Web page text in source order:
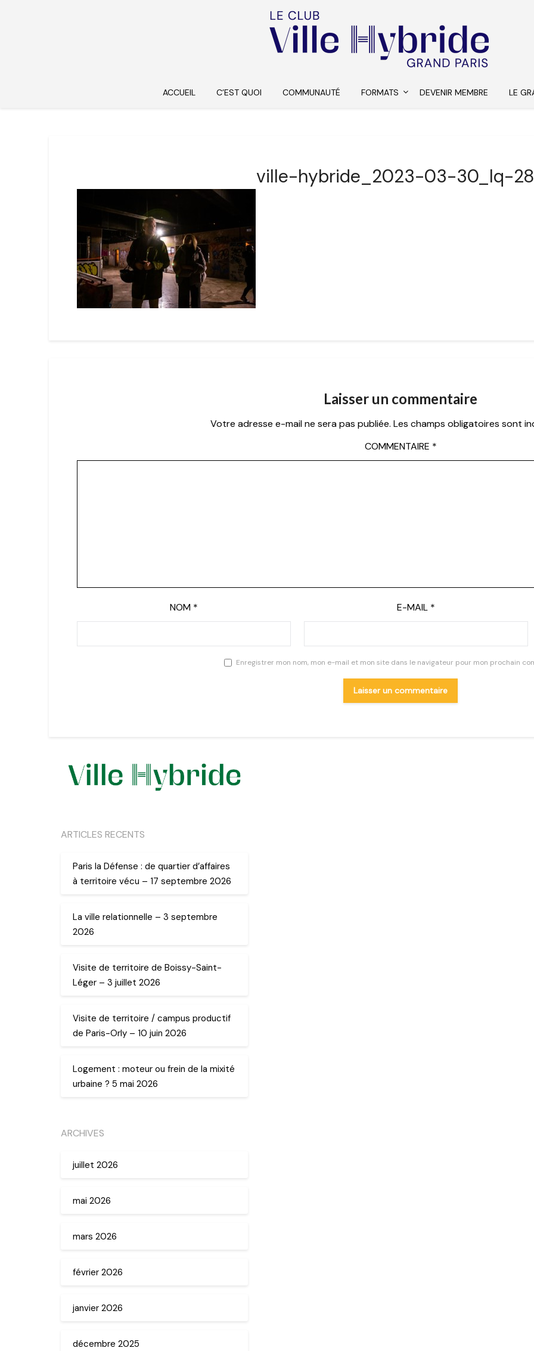
ACCUEIL C’EST QUOI COMMUNAUTÉ FORMATS DEVENIR MEMBRE LE
ville-hybride_2023-03-30_lq-
Laisser un commentaire
Votre adresse e-mail ne sera pas publiée. Les champs obligatoires sont
COMMENTAIRE *
NOM * E-MAIL *
Enregistrer mon nom, mon e-mail et mon site dans le navigateur pour mon prochain
ARTICLES RECENTS
Paris la Défense : de quartier d’affaires
à territoire vécu – 17 septembre 2026
La ville relationnelle – 3 septembre
2026
Visite de territoire de Boissy-Saint-
Léger – 3 juillet 2026
Visite de territoire / campus productif
de Paris-Orly – 10 juin 2026
Logement : moteur ou frein de la mixité
urbaine ? 5 mai 2026
ARCHIVES
juillet 2026
mai 2026
mars 2026
février 2026
janvier 2026
décembre 2025